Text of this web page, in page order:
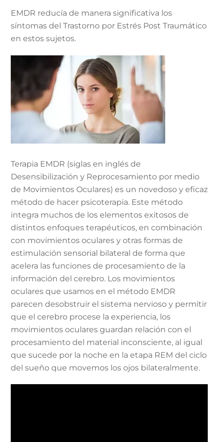
EMDR reducía de manera significativa los
síntomas del Trastorno por Estrés Post Traumático
en estos sujetos.
Terapia EMDR (siglas en inglés de
Desensibilización y Reprocesamiento por medio
de Movimientos Oculares) es un novedoso y eficaz
método de hacer psicoterapia. Este método
integra muchos de los elementos exitosos de
distintos enfoques terapéuticos, en combinación
con movimientos oculares y otras formas de
estimulación sensorial bilateral de forma que
acelera las funciones de procesamiento de la
información del cerebro. Los movimientos
oculares que usamos en el método EMDR
parecen desobstruir el sistema nervioso y permitir
que el cerebro procese la experiencia, los
movimientos oculares guardan relación con el
procesamiento del material inconsciente, al igual
que sucede por la noche en la etapa REM del ciclo
del sueño que movemos los ojos bilateralmente.